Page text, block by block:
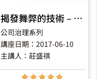
揭發舞弊的技術 – 大數據
公司治理系列
講座日期：2017-06-10
主講人：莊盛祺
    